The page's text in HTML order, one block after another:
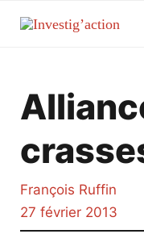
François Ruffin
27 février 2013